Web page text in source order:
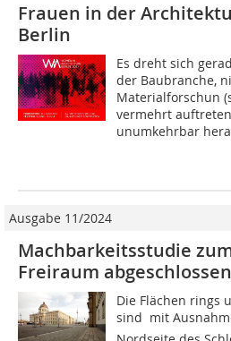
Frauen in der
Berlin
Es dreht sich
der Baubranche,
Materialforschun
vermehrt
unumkehrbar
Ausgabe 11/2024
Machbarkeitsstudie
Freiraum abgeschlossen
Die Flächen rings
sind  mit